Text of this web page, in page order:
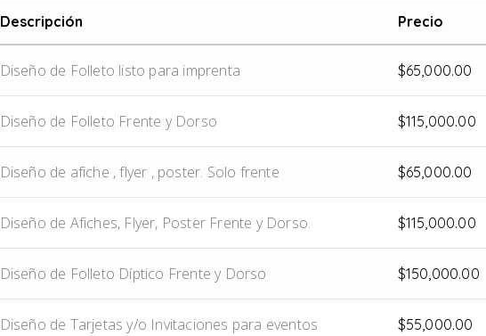
Descripción Precio
Diseño de Folleto listo para imprenta $65,000.00
Diseño de Folleto Frente y Dorso $115,000.00
Diseño de afiche , flyer , poster. Solo frente $65,000.00
Diseño de Afiches, Flyer, Poster Frente y Dorso. $115,000.00
Diseño de Folleto Díptico Frente y Dorso $150,000.00
Diseño de Tarjetas y/o Invitaciones para eventos $55,000.00